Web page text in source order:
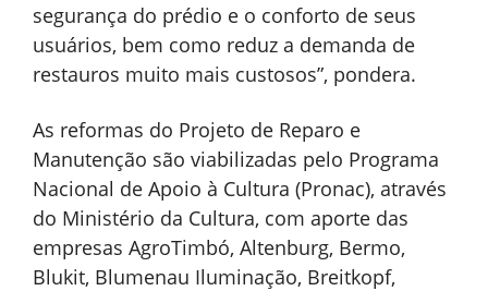
segurança do prédio e o conforto de seus
usuários, bem como reduz a demanda de
restauros muito mais custosos”, pondera.
As reformas do Projeto de Reparo e
Manutenção são viabilizadas pelo Programa
Nacional de Apoio à Cultura (Pronac), através
do Ministério da Cultura, com aporte das
empresas AgroTimbó, Altenburg, Bermo,
Blukit, Blumenau Iluminação, Breitkopf,